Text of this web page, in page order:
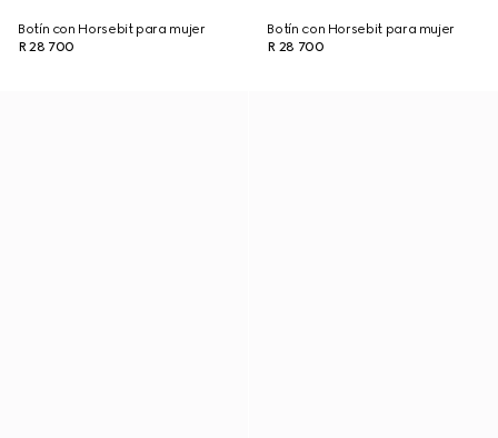
Botín con Horsebit para mujer
R 28 700
Botín con Horsebit para mujer
R 28 700